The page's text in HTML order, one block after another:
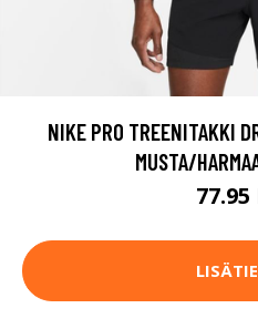
NIKE PRO TREENITAKKI
MUSTA/
77.95